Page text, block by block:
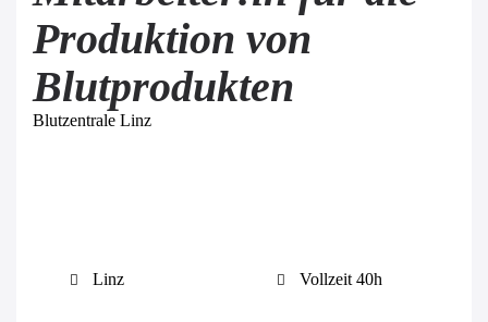
Produktion von
Blutprodukten
Blutzentrale Linz
Linz Vollzeit 40h